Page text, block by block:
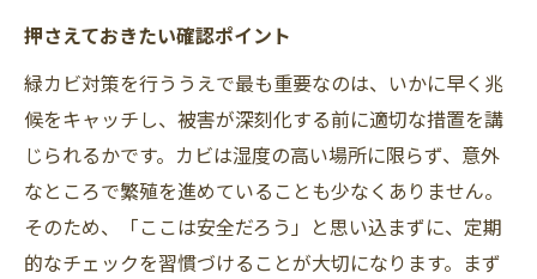
押さえておきたい確認ポイント
緑カビ対策を行ううえで最も重要なのは、いかに早く兆
候をキャッチし、被害が深刻化する前に適切な措置を講
じられるかです。カビは湿度の高い場所に限らず、意外
なところで繁殖を進めていることも少なくありません。
そのため、「ここは安全だろう」と思い込まずに、定期
的なチェックを習慣づけることが大切になります。まず